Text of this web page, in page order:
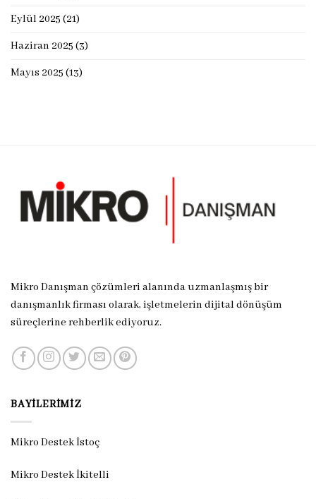
Eylül 2025 (21)
Haziran 2025 (3)
Mayıs 2025 (13)
Mikro Danışman çözümleri alanında uzmanlaşmış bir
danışmanlık firması olarak, işletmelerin dijital dönüşüm
süreçlerine rehberlik ediyoruz.
BAYILERIMIZ
Mikro Destek İstoç
Mikro Destek İkitelli